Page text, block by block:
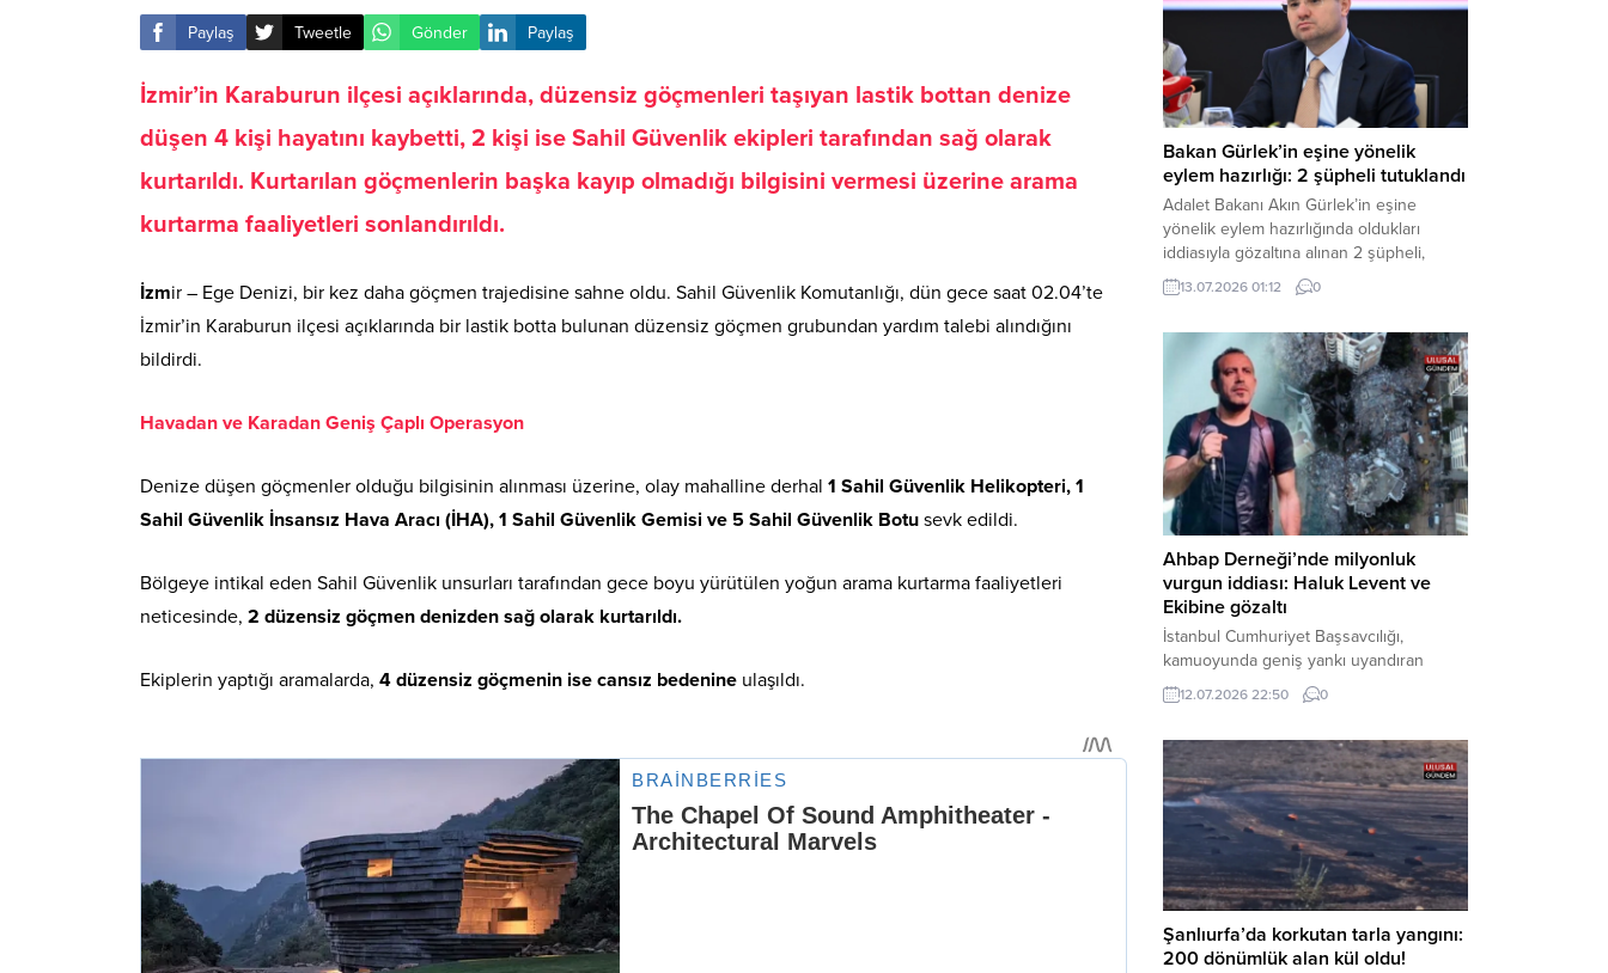
Paylaş Tweetle Gönder Paylaş
İzmir’in Karaburun ilçesi açıklarında, düzensiz göçmenleri taşıyan lastik bottan denize
düşen 4 kişi hayatını kaybetti, 2 kişi ise Sahil Güvenlik ekipleri tarafından sağ olarak
kurtarıldı. Kurtarılan göçmenlerin başka kayıp olmadığı bilgisini vermesi üzerine arama
kurtarma faaliyetleri sonlandırıldı.
İzmir – Ege Denizi, bir kez daha göçmen trajedisine sahne oldu. Sahil Güvenlik Komutanlığı, dün gece saat 02.04’te
İzmir’in Karaburun ilçesi açıklarında bir lastik botta bulunan düzensiz göçmen grubundan yardım talebi alındığını
bildirdi.
Havadan ve Karadan Geniş Çaplı Operasyon
Denize düşen göçmenler olduğu bilgisinin alınması üzerine, olay mahalline derhal 1 Sahil Güvenlik Helikopteri, 1
Sahil Güvenlik İnsansız Hava Aracı (İHA), 1 Sahil Güvenlik Gemisi ve 5 Sahil Güvenlik Botu sevk edildi.
Bölgeye intikal eden Sahil Güvenlik unsurları tarafından gece boyu yürütülen yoğun arama kurtarma faaliyetleri
neticesinde, 2 düzensiz göçmen denizden sağ olarak kurtarıldı.
Ekiplerin yaptığı aramalarda, 4 düzensiz göçmenin ise cansız bedenine ulaşıldı.
ülke genelini kapsayan son hava...
Bakan Gürlek’in eşine yönelik
eylem hazırlığı: 2 şüpheli tutuklandı
Adalet Bakanı Akın Gürlek’in eşine
yönelik eylem hazırlığında oldukları
iddiasıyla gözaltına alınan 2 şüpheli,
çıkarıldıkları mahkemece tutuklanarak
cezaevine gönderildi. Haber Merkezi –
tarafından yürütülen geniş kapsamlı
soruşturma çerçevesinde gözaltına
alınan şüphelilerin emniyetteki işlemleri
tamamlandı. Güvenlik birimlerindeki
sorgularının ardından yoğun güvenlik
önlemleri altında adliyeye sevk edilen
U.Y. ve...
13.07.2026 01:12 0
Ahbap Derneği’nde milyonluk
vurgun iddiası: Haluk Levent ve
Ekibine gözaltı
İstanbul Cumhuriyet Başsavcılığı,
kamuoyunda geniş yankı uyandıran
Ahbap Derneği’ne yönelik kapsamlı bir
soruşturma başlattığını ve Dernek
şüphelilerin gözaltına alındığını açıkladı.
Yürütülen tahkikatın “Dernekler
Kanunu’na muhalefet”, “suçtan
kaynaklanan mal varlığı değerlerini
aklama” ve “örgüt” suçlamaları
kapsamında derinleştirildiği bildirildi.
Haber Merkezi – Soruşturmanın
odağında, özellikle 6 Şubat...
12.07.2026 22:50 0
Şanlıurfa’da korkutan tarla yangını:
200 dönümlük alan kül oldu!